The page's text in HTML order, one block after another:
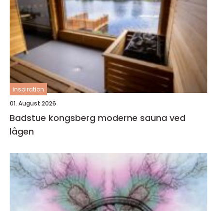
inspiration
01. August 2026
Badstue kongsberg moderne sauna ved
lågen